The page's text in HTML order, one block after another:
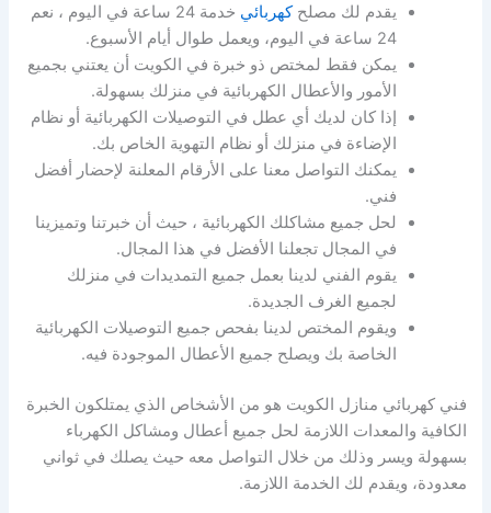
يقدم لك مصلحكهربائي
خدمة 24 ساعة في اليوم ، نعم
24 ساعة في اليوم، ويعمل طوال أيام الأسبوع.
يمكن فقط لمختص ذو خبرة في الكويت أن يعتني بجميع
الأمور والأعطال الكهربائية في منزلك بسهولة.
إذا كان لديك أي عطل في التوصيلات الكهربائية أو نظام
الإضاءة في منزلك أو نظام التهوية الخاص بك.
يمكنك التواصل معنا على الأرقام المعلنة لإحضار أفضل
فني.
لحل جميع مشاكلك الكهربائية ، حيث أن خبرتنا وتميزينا
في المجال تجعلنا الأفضل في هذا المجال.
يقوم الفني لدينا بعمل جميع التمديدات في منزلك
لجميع الغرف الجديدة.
ويقوم المختص لدينا بفحص جميع التوصيلات الكهربائية
الخاصة بك ويصلح جميع الأعطال الموجودة فيه.
فني كهربائي منازل الكويت هو من الأشخاص الذي يمتلكون الخبرة
الكافية والمعدات اللازمة لحل جميع أعطال ومشاكل الكهرباء
بسهولة ويسر وذلك من خلال التواصل معه حيث يصلك في ثواني
معدودة، ويقدم لك الخدمة اللازمة.